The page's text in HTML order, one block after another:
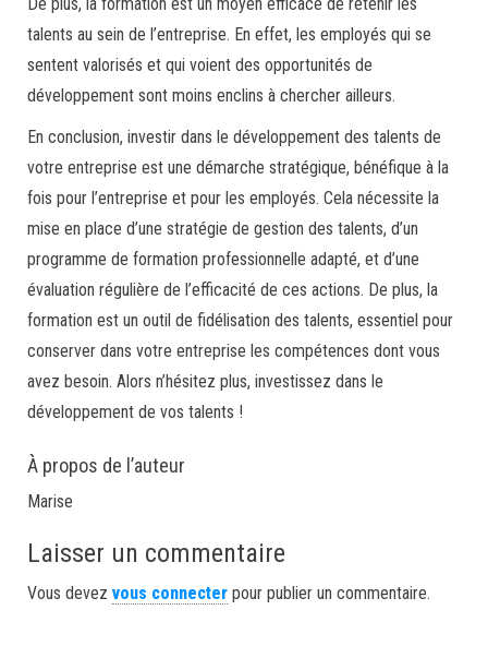
talents au sein de l’entreprise. En effet, les employés qui se
sentent valorisés et qui voient des opportunités de
développement sont moins enclins à chercher ailleurs.
En conclusion, investir dans le développement des talents de
votre entreprise est une démarche stratégique, bénéfique à la
fois pour l’entreprise et pour les employés. Cela nécessite la
mise en place d’une stratégie de gestion des talents, d’un
programme de formation professionnelle adapté, et d’une
évaluation régulière de l’efficacité de ces actions. De plus, la
formation est un outil de fidélisation des talents, essentiel pour
conserver dans votre entreprise les compétences dont vous
avez besoin. Alors n’hésitez plus, investissez dans le
développement de vos talents !
À propos de l’auteur
Marise
Laisser un commentaire
Vous devez vous connecter pour publier un commentaire.